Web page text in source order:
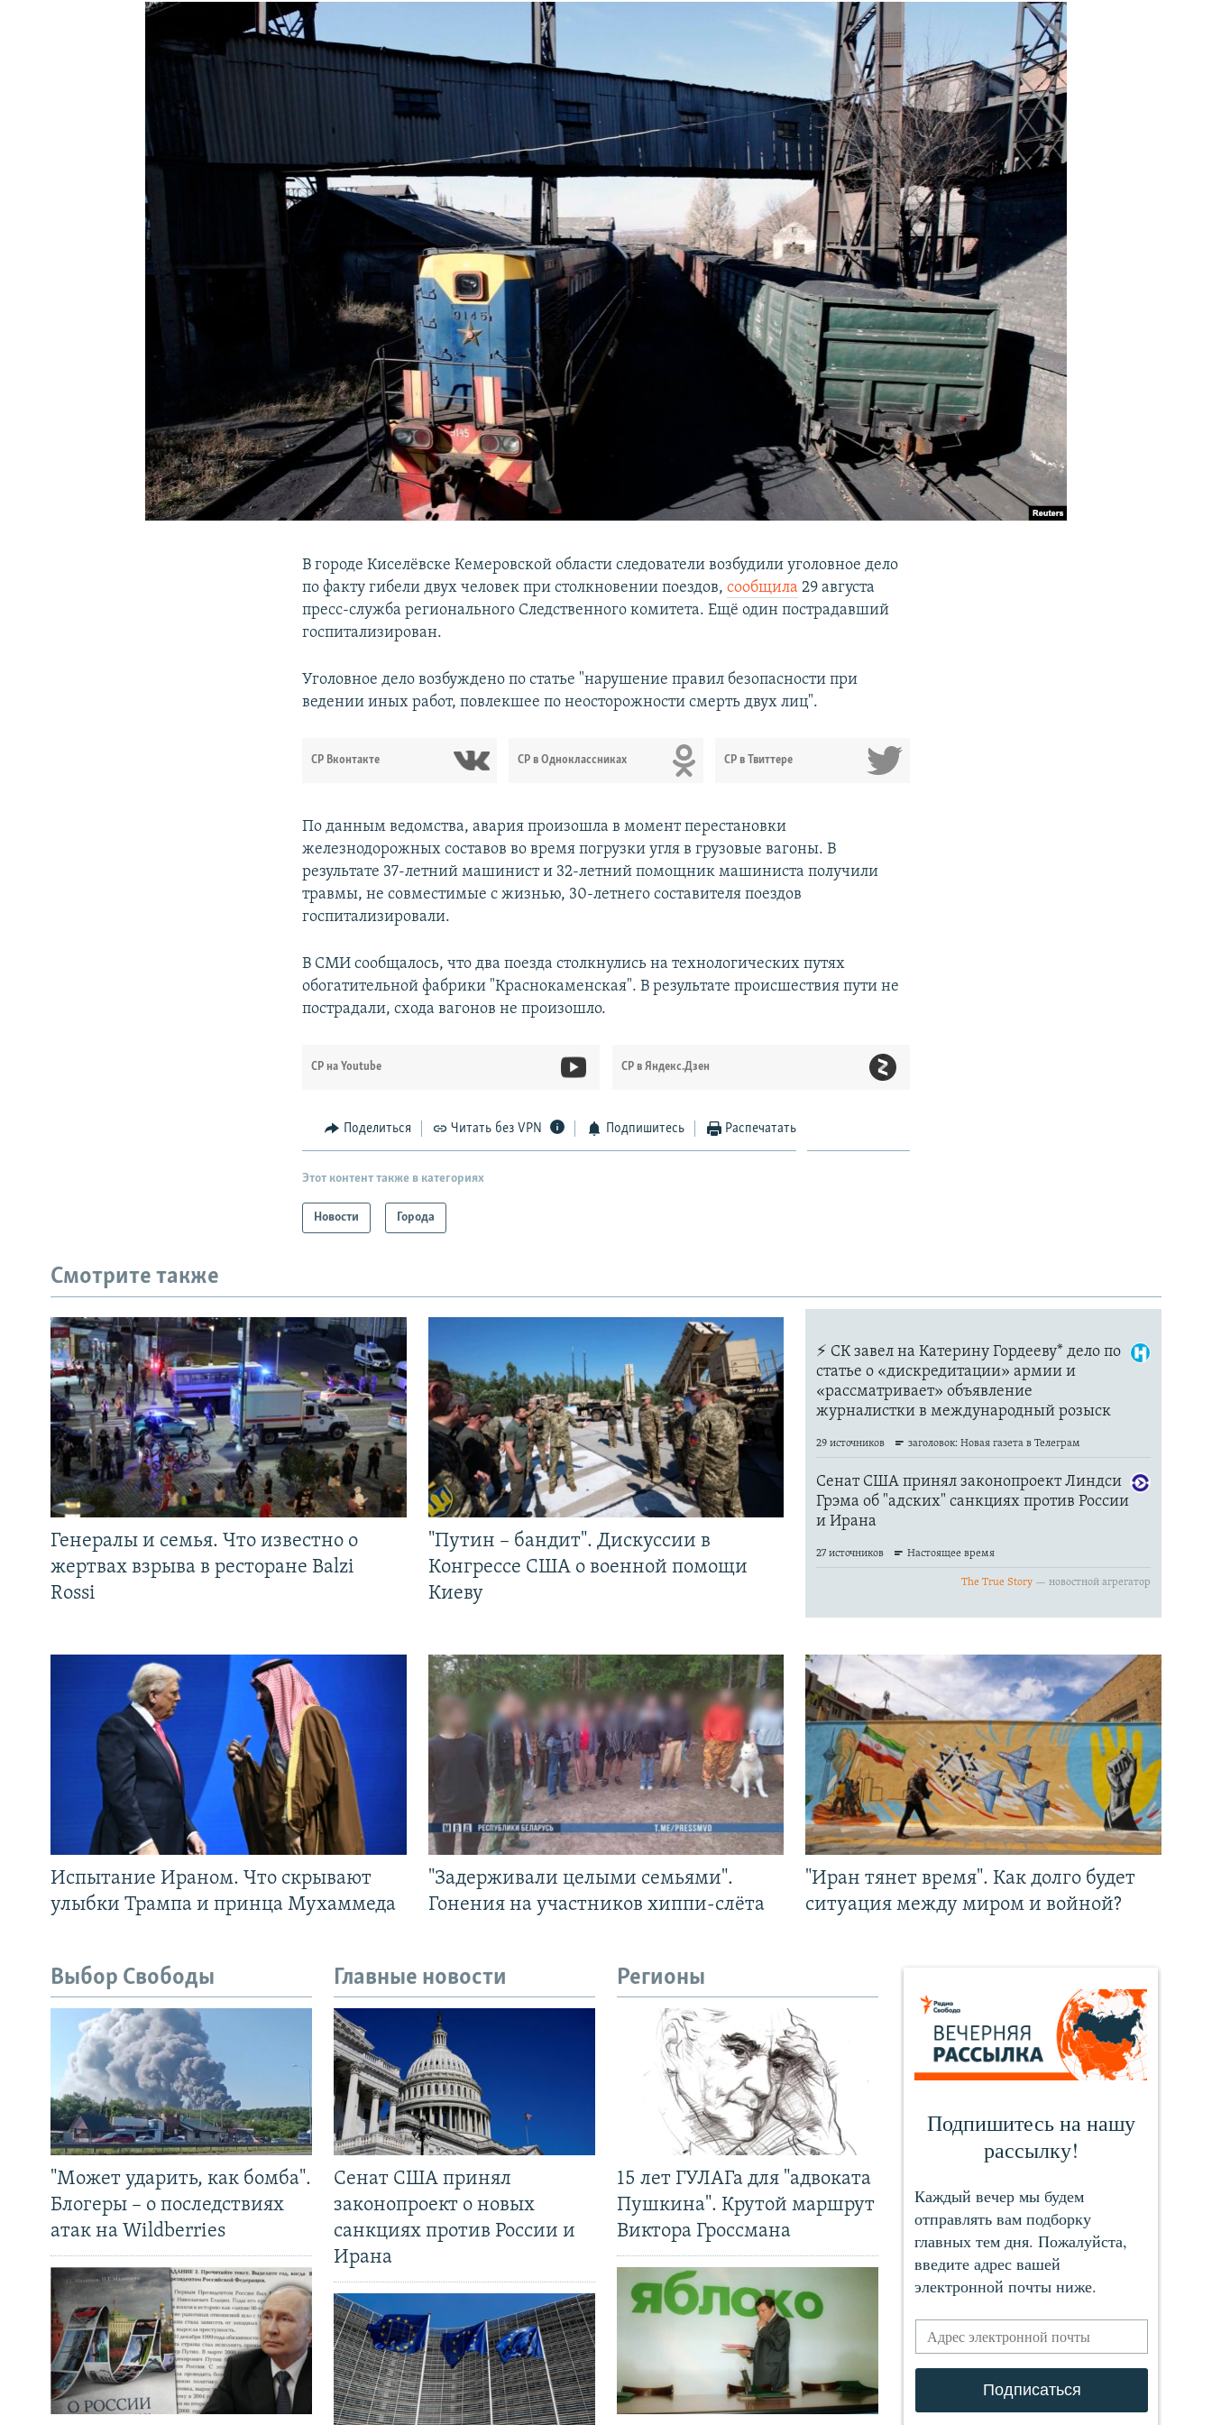
В городе Киселёвске Кемеровской области следователи возбудили уголовное дело
по факту гибели двух человек при столкновении поездов,сообщила 29 августа
пресс-служба регионального Следственного комитета. Ещё один пострадавший
госпитализирован.
Уголовное дело возбуждено по статье "нарушение правил безопасности при
ведении иных работ, повлекшее по неосторожности смерть двух лиц".
СР Вконтакте СР в Одноклассниках СР в Твиттере
По данным ведомства, авария произошла в момент перестановки
железнодорожных составов во время погрузки угля в грузовые вагоны. В
результате 37-летний машинист и 32-летний помощник машиниста получили
травмы, не совместимые с жизнью, 30-летнего составителя поездов
госпитализировали.
В СМИ сообщалось, что два поезда столкнулись на технологических путях
обогатительной фабрики "Краснокаменская". В результате происшествия пути не
пострадали, схода вагонов не произошло.
СР на Youtube СР в Яндекс.Дзен
Поделиться Читать без VPN Подпишитесь Распечатать
Этот контент также в категориях
Новости Города
Смотрите также
Генералы и семья. Что известно о
жертвах взрыва в ресторане Balzi
Rossi
"Путин – бандит". Дискуссии в
Конгрессе США о военной помощи
Киеву
Испытание Ираном. Что скрывают
улыбки Трампа и принца Мухаммеда
"Задерживали целыми семьями".
Гонения на участников хиппи-слёта
"Иран тянет время". Как долго будет
ситуация между миром и войной?
Выбор Свободы
"Может ударить, как бомба".
Блогеры – о последствиях
атак на Wildberries
Главные новости
Сенат США принял
законопроект о новых
санкциях против России и
Ирана
Регионы
15 лет ГУЛАГа для "адвоката
Пушкина". Крутой маршрут
Виктора Гроссмана